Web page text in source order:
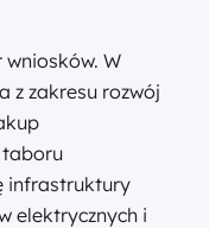
wniosków. W
z zakresu rozwój
taboru
infrastruktury
elektrycznych i